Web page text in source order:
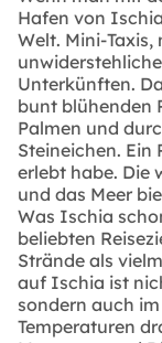
Hafen von
Welt. Mini-
Unterkünften.
bunt blühenden
Palmen und
Steineichen. Ein
erlebt habe. Die
und das Meer
Was Ischia
beliebten
Strände als
auf Ischia ist
sondern auch
Temperaturen